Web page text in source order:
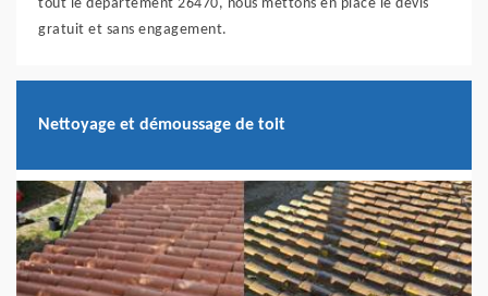
tout le département 26470, nous mettons en place le devis
gratuit et sans engagement.
Nettoyage et démoussage de toit